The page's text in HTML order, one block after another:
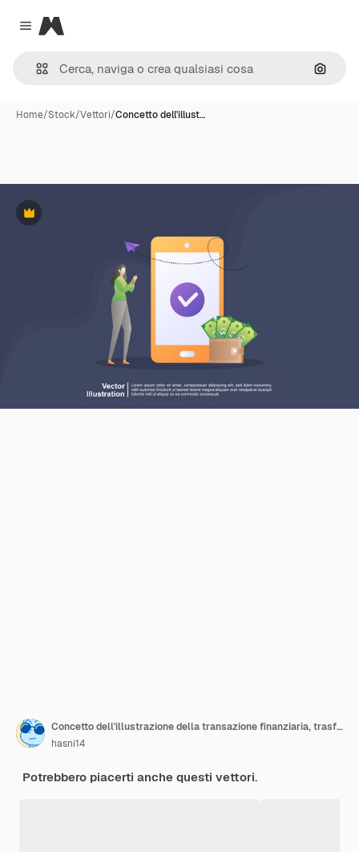
Close menu
Magnific
Cerca
Home/Stock/Vettori/Concetto dell'illust…
Premium
Concetto dell'illustrazione della transazione finanziaria, trasferimento di denaro, attività bancarie online, portafoglio mobile. Concetto di pagamento online. Può usare per, landing page, template, interfaccia utente, web, app mobile, banner
hasni14
Potrebbero piacerti anche questi vettori.